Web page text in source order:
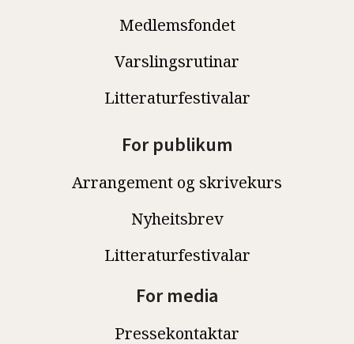
Medlemsfondet
Varslingsrutinar
Litteraturfestivalar
For publikum
Arrangement og skrivekurs
Nyheitsbrev
Litteraturfestivalar
For media
Pressekontaktar